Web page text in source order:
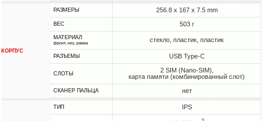
КОРПУС
РАЗМЕРЫ 256.8 x 167 x 7.5 mm
ВЕС 503 г
МАТЕРИАЛ
фронт, низ, рамка стекло, пластик, пластик
РАЗЪЕМЫ USB Type-C
СЛОТЫ
2 SIM (Nano-SIM),
карта памяти (комбинированный слот)
СКАНЕР ПАЛЬЦА нет
ТИП IPS